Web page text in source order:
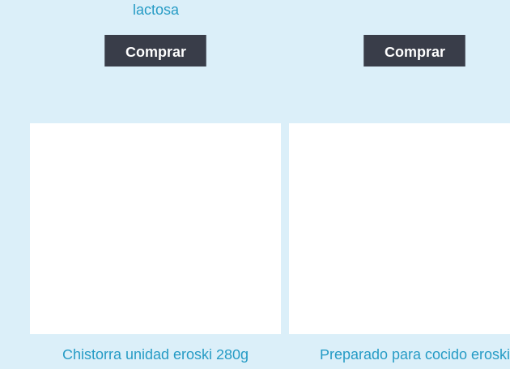
lactosa
Comprar Comprar
Chistorra unidad eroski 280g Preparado para cocido eroski